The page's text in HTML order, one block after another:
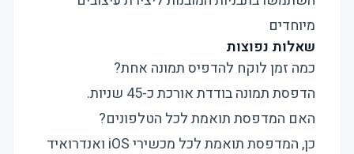
מיוחדים
שאלות נפוצות
כמה זמן לוקח להדפיס תמונה אחת?
הדפסת תמונה בודדת אורכת כ-45 שניות.
האם המדפסת תואמת לכל הטלפונים?
כן, המדפסת תואמת לכל מכשירי iOS ואנדרואיד